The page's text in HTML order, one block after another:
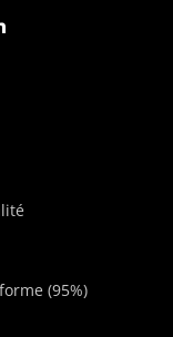
FacebookInstagram
la chaîne
Lien vers le compte
(95%)